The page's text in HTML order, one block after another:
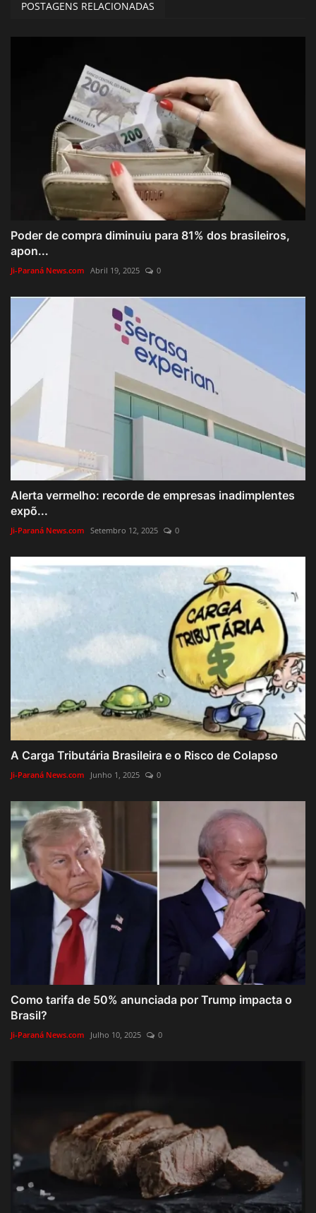
POSTAGENS RELACIONADAS
Poder de compra diminuiu para 81% dos brasileiros,
apon...
Ji-Paraná News.com Abril 19, 2025 0
Alerta vermelho: recorde de empresas inadimplentes
expõ...
Ji-Paraná News.com Setembro 12, 2025 0
A Carga Tributária Brasileira e o Risco de Colapso
Ji-Paraná News.com Junho 1, 2025 0
Como tarifa de 50% anunciada por Trump impacta o
Brasil?
Ji-Paraná News.com Julho 10, 2025 0